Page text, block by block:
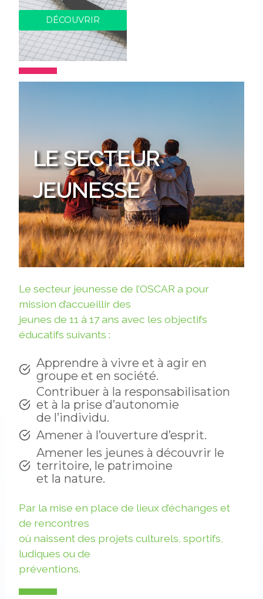
DÉCOUVRIR
LE SECTEUR
JEUNESSE
Le secteur jeunesse de l’OSCAR a pour
mission d’accueillir des
jeunes de 11 à 17 ans avec les objectifs
éducatifs suivants :
Apprendre à vivre et à agir en
groupe et en société.
Contribuer à la responsabilisation
et à la prise d’autonomie
de l’individu.
Amener à l’ouverture d’esprit.
Amener les jeunes à découvrir le
territoire, le patrimoine
et la nature.
Par la mise en place de lieux d’échanges et
de rencontres
où naissent des projets culturels, sportifs,
ludiques ou de
préventions.